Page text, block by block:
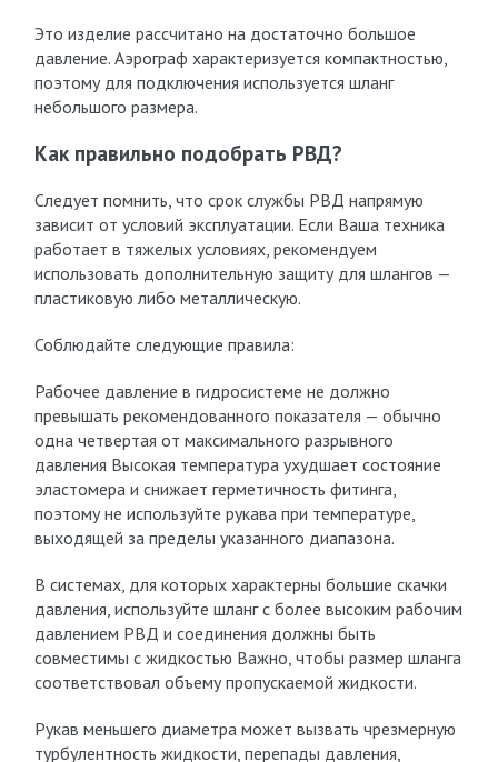
Это изделие рассчитано на достаточно большое
давление. Аэрограф характеризуется компактностью,
поэтому для подключения используется шланг
небольшого размера.
Как правильно подобрать РВД?
Следует помнить, что срок службы РВД напрямую
зависит от условий эксплуатации. Если Ваша техника
работает в тяжелых условиях, рекомендуем
использовать дополнительную защиту для шлангов —
пластиковую либо металлическую.
Соблюдайте следующие правила:
Рабочее давление в гидросистеме не должно
превышать рекомендованного показателя — обычно
одна четвертая от максимального разрывного
давления Высокая температура ухудшает состояние
эластомера и снижает герметичность фитинга,
поэтому не используйте рукава при температуре,
выходящей за пределы указанного диапазона.
В системах, для которых характерны большие скачки
давления, используйте шланг с более высоким рабочим
давлением РВД и соединения должны быть
совместимы с жидкостью Важно, чтобы размер шланга
соответствовал объему пропускаемой жидкости.
Рукав меньшего диаметра может вызвать чрезмерную
турбулентность жидкости, перепады давления,